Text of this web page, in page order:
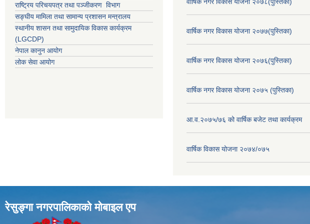
राष्ट्रिय परिचयपत्र तथा पञ्जीकरण विभाग
सङ्घीय मामिला तथा सामान्य प्रशासन मन्त्रालय
स्थानीय शासन तथा सामुदायिक विकास कार्यक्रम
(LGCDP)
नेपाल कानुन आयोग
लोक सेवा आयोग
वार्षिक नगर विकास योजना २०७८(पुस्तिका)
वार्षिक नगर विकास योजना २०७७(पुस्तिका)
वार्षिक नगर विकास योजना २०७६(पुस्तिका)
वार्षिक नगर विकास योजना २०७५ (पुस्तिका)
आ.व.२०७५/७६ को वार्षिक बजेट तथा कार्यक्रम
वार्षिक विकास योजना २०७४/०७५
रेसुङ्गा नगरपालिकाकाे माेबाइल एप